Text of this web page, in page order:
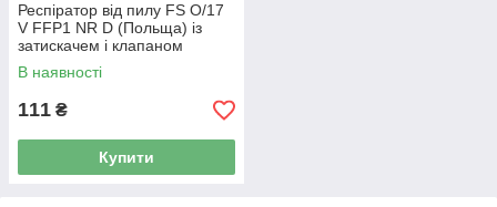
Респіратор від пилу FS О/17
V FFP1 NR D (Польща) із
затискачем і клапаном
широкої дії
В наявності
111 ₴
Купити